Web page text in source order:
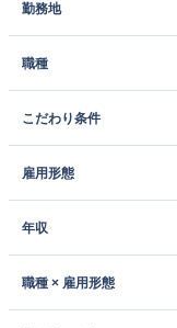
勤務地
職種
こだわり条件
雇用形態
年収
職種 × 雇用形態